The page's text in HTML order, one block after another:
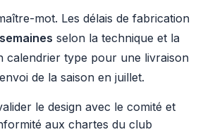
mot. Les délais de fabrication
selon la technique et la
calendrier type pour une livraison
de la saison en juillet.
le design avec le comité et
aux chartes du club